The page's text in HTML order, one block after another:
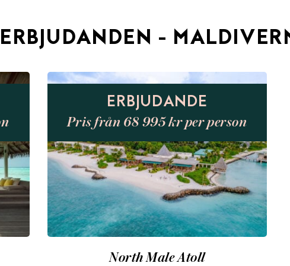
ERBJUDANDEN -
ERBJUDANDE
Pris från 68 995 kr per person
North Male Atoll